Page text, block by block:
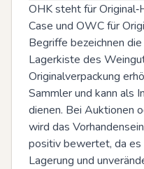
OHK steht für
Case und OWC für
Begriffe bezeichnen
Lagerkiste des
Originalverpackung
Sammler und kann als
dienen. Bei Auktionen
wird das
positiv bewertet, da es
Lagerung und